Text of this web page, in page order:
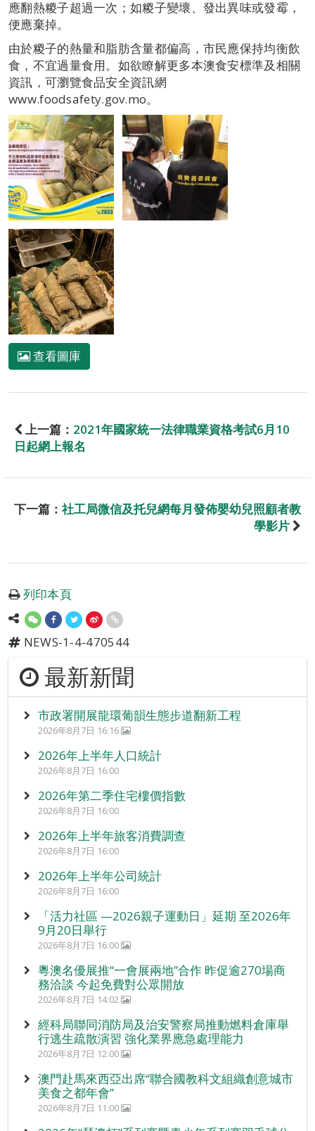
應翻熱糉子超過一次；如糉子變壞、發出異味或發霉，
便應棄掉。
由於糉子的熱量和脂肪含量都偏高，市民應保持均衡飲
食，不宜過量食用。如欲瞭解更多本澳食安標準及相關
資訊，可瀏覽食品安全資訊網
www.foodsafety.gov.mo。
查看圖庫
上一篇： 2021年國家統一法律職業資格考試6月10
日起網上報名
下一篇： 社工局微信及托兒網每月發佈嬰幼兒照顧者教
學影片
列印本頁
NEWS-1-4-470544
最新新聞
市政署開展龍環葡韻生態步道翻新工程
2026年8月7日 16:16
2026年上半年人口統計
2026年8月7日 16:00
2026年第二季住宅樓價指數
2026年8月7日 16:00
2026年上半年旅客消費調查
2026年8月7日 16:00
2026年上半年公司統計
2026年8月7日 16:00
「活力社區 —2026親子運動日」延期 至2026年
9月20日舉行
2026年8月7日 16:00
粵澳名優展推“一會展兩地”合作 昨促逾270場商
務洽談 今起免費對公眾開放
2026年8月7日 14:02
經科局聯同消防局及治安警察局推動燃料倉庫舉
行逃生疏散演習 強化業界應急處理能力
2026年8月7日 12:00
澳門赴馬來西亞出席“聯合國教科文組織創意城市
美食之都年會”
2026年8月7日 11:00